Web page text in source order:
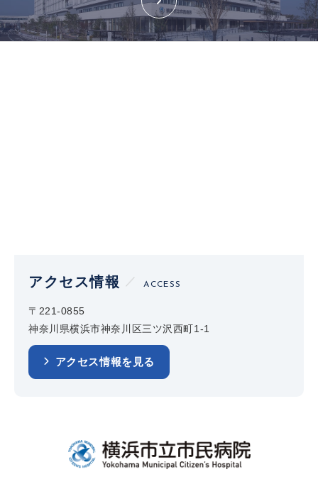
アクセス情報 ACCESS
〒221-0855
神奈川県横浜市神奈川区三ツ沢西町1-1
アクセス情報を見る